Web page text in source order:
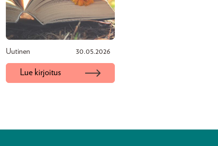
Uutinen 30.05.2026
Lue kirjoitus